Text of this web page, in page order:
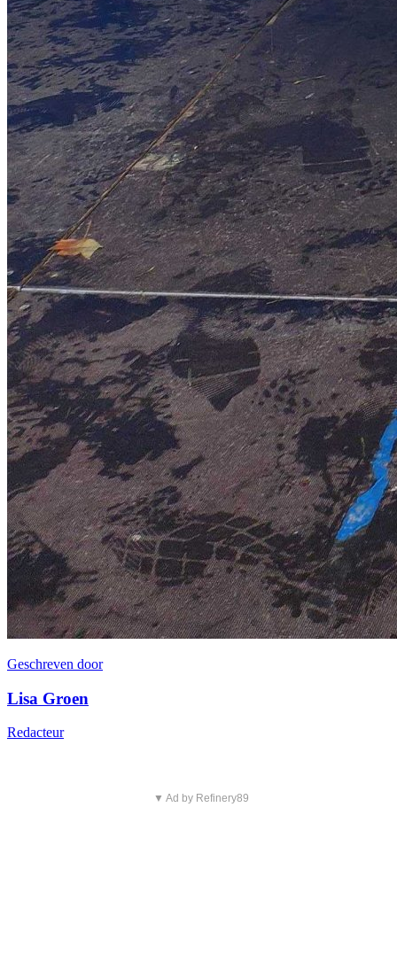
Geschreven door
Lisa Groen
Redacteur
▼ Ad by Refinery89